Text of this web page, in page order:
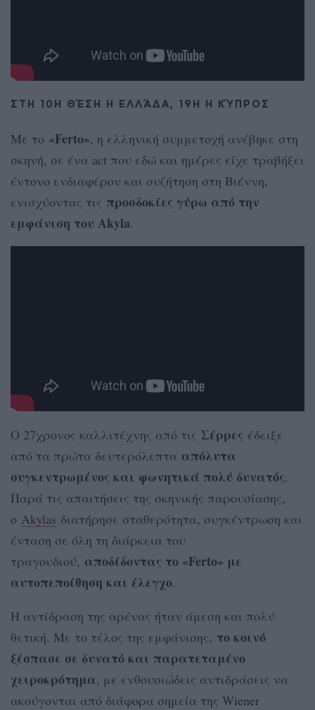
ΣΤΗ 10Η ΘΈΣΗ Η ΕΛΛΆΔΑ, 19Η Η ΚΎΠΡΟΣ
Με το «Ferto», η ελληνική συμμετοχή ανέβηκε στη
σκηνή, σε ένα act που εδώ και ημέρες είχε τραβήξει
έντονο ενδιαφέρον και συζήτηση στη Βιέννη,
ενισχύοντας τις προσδοκίες γύρω από την
εμφάνιση του Akyla.
Ο 27χρονος καλλιτέχνης από τις Σέρρες έδειξε
από τα πρώτα δευτερόλεπτα απόλυτα
συγκεντρωμένος και φωνητικά πολύ δυνατός.
Παρά τις απαιτήσεις της σκηνικής παρουσίασης,
ο Akylas διατήρησε σταθερότητα, συγκέντρωση και
ένταση σε όλη τη διάρκεια του
τραγουδιού, αποδίδοντας το «Ferto» με
αυτοπεποίθηση και έλεγχο.
Η αντίδραση της αρένας ήταν άμεση και πολύ
θετική. Με το τέλος της εμφάνισης, το κοινό
ξέσπασε σε δυνατό και παρατεταμένο
χειροκρότημα, με ενθουσιώδεις αντιδράσεις να
ακούγονται από διάφορα σημεία της Wiener